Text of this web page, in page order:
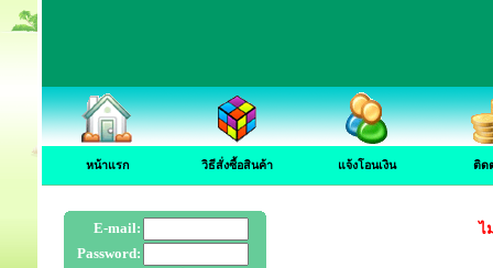
หน้าแรก วิธีสั่งซื้อสินค้า แจ้งโอนเงิน ติด
E-mail:
Password:
ไ